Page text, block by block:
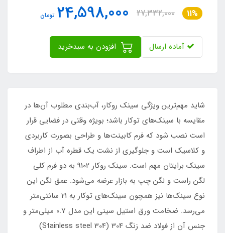
11%
27,332,000
24,598,000 تومان
آماده ارسال
شاید مهم‌ترین ویژگی سینک روکار، آب‌بندی مطلوب آن‌ها در
مقایسه با سینک‌های توکار باشد؛ بویژه وقتی در فضایی قرار
است نصب شود که فرم کابینت‌ها و طراحی بصورت کاربردی
و کلاسیک است و جلوگیری از نشت یک قطره آب از اطراف
سینک برایتان مهم است. سینک روکار 9102 به دو فرم کلی
لگن راست و لگن چپ به بازار عرضه می‌شود. عمق لگن این
نوع سینک‌ها نیز همچون سینک‌های توکار به 21 سانتی‌متر
می‌رسد. ضخامت ورق استیل سینی این مدل 0.7 میلی‌متر و
جنس آن از فولاد ضد زنگ 304 (Stainless steel 304)